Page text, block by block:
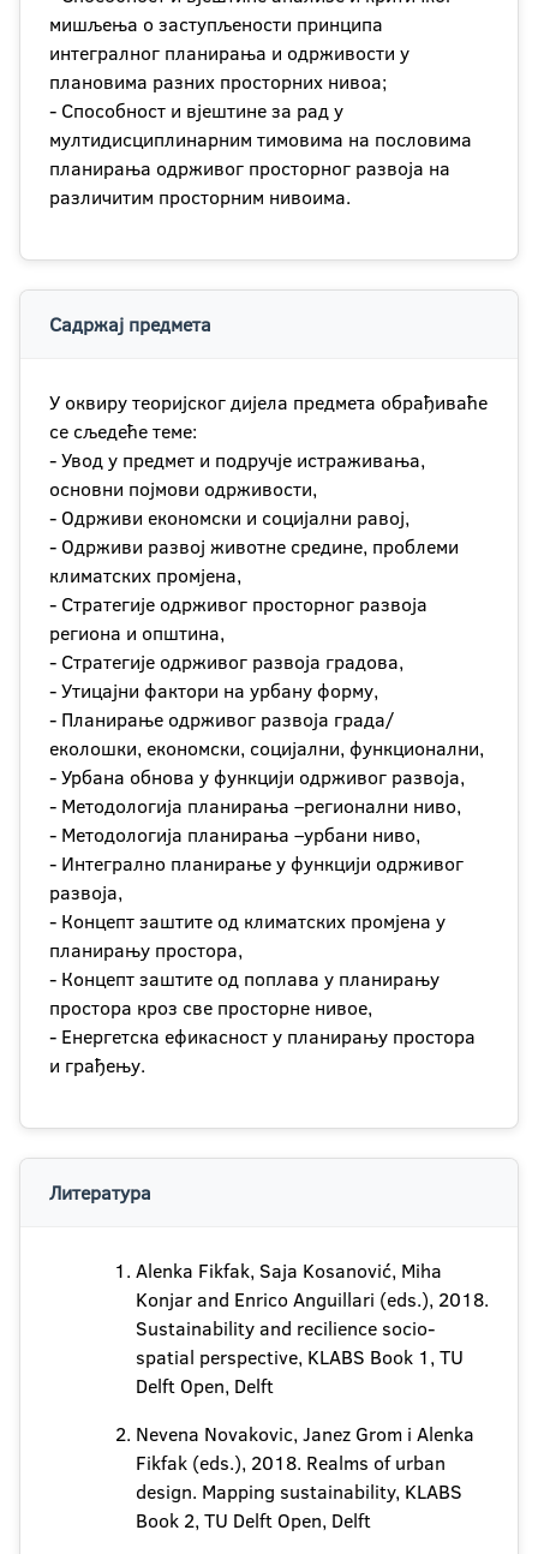
мишљења о заступљености принципа
интегралног планирања и одрживости у
плановима разних просторних нивоа;
- Способност и вјештине за рад у
мултидисциплинарним тимовима на пословима
планирања одрживог просторног развоја на
различитим просторним нивоима.
Садржај предмета
У оквиру теоријског дијела предмета обрађиваће
се сљедеће теме:
- Увод у предмет и подручје истраживања,
основни појмови одрживости,
- Одрживи економски и социјални равој,
- Одрживи развој животне средине, проблеми
климатских промјена,
- Стратегије одрживог просторног развоја
региона и општина,
- Стратегије одрживог развоја градова,
- Утицајни фактори на урбану форму,
- Планирање одрживог развоја града/
еколошки, економски, социјални, функционални,
- Урбана обнова у функцији одрживог развоја,
- Методологија планирања –регионални ниво,
- Методологија планирања –урбани ниво,
- Интегрално планирање у функцији одрживог
развоја,
- Концепт заштите од климатских промјена у
планирању простора,
- Концепт заштите од поплава у планирању
простора кроз све просторне нивое,
- Енергетска ефикасност у планирању простора
и грађењу.
Литература
Alenka Fikfak, Saja Kosanović, Miha
Konjar and Enrico Anguillari (eds.), 2018.
Sustainability and recilience socio-
spatial perspective, KLABS Book 1, TU
Delft Open, Delft
Nevena Novakovic, Janez Grom i Alenka
Fikfak (eds.), 2018. Realms of urban
design. Mapping sustainability, KLABS
Book 2, TU Delft Open, Delft